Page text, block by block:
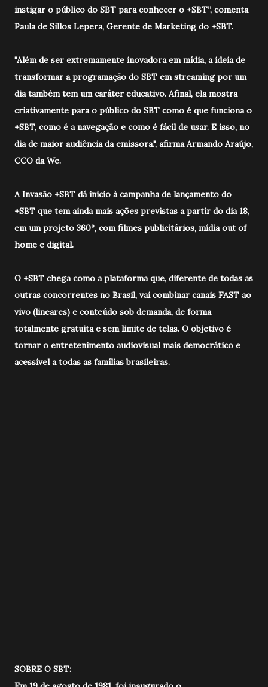
instigar o público do SBT para conhecer o +SBT”, comenta
Paula de Sillos Lepera, Gerente de Marketing do +SBT.
"Além de ser extremamente inovadora em mídia, a ideia de
transformar a programação do SBT em streaming por um
dia também tem um caráter educativo. Afinal, ela mostra
criativamente para o público do SBT como é que funciona o
+SBT, como é a navegação e como é fácil de usar. E isso, no
dia de maior audiência da emissora.", afirma Armando Araújo,
CCO da We.
A Invasão +SBT dá início à campanha de lançamento do
+SBT que tem ainda mais ações previstas a partir do dia 18,
em um projeto 360º, com filmes publicitários, mídia out of
home e digital.
O +SBT chega como a plataforma que, diferente de todas as
outras concorrentes no Brasil, vai combinar canais FAST ao
vivo (lineares) e conteúdo sob demanda, de forma
totalmente gratuita e sem limite de telas. O objetivo é
tornar o entretenimento audiovisual mais democrático e
acessível a todas as famílias brasileiras.
SOBRE O SBT: